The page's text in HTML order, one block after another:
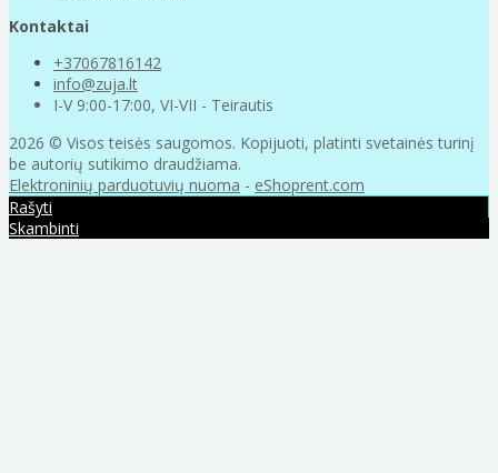
Kontaktai
+37067816142
info@zuja.lt
I-V 9:00-17:00, VI-VII - Teirautis
2026 © Visos teisės saugomos. Kopijuoti, platinti svetainės turinį
be autorių sutikimo draudžiama.
Elektroninių parduotuvių nuoma - eShoprent.com
Rašyti
Skambinti